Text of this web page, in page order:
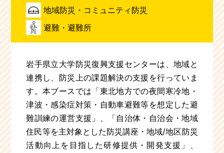
地域防災・コミュニティ防災
避難・避難所
岩手県立大学防災復興支援センターは、地域と
連携し、防災上の課題解決の支援を行っていま
す。本ブースでは「東北地⽅での夜間寒冷地・
津波・感染症対策・自動車避難等を想定した避
難訓練の運営⽀援」、「⾃治体・⾃治会・地域
住⺠等を主対象とした防災講座・地域/地区防災
活動向上を目指した研修提供・開発支援」、